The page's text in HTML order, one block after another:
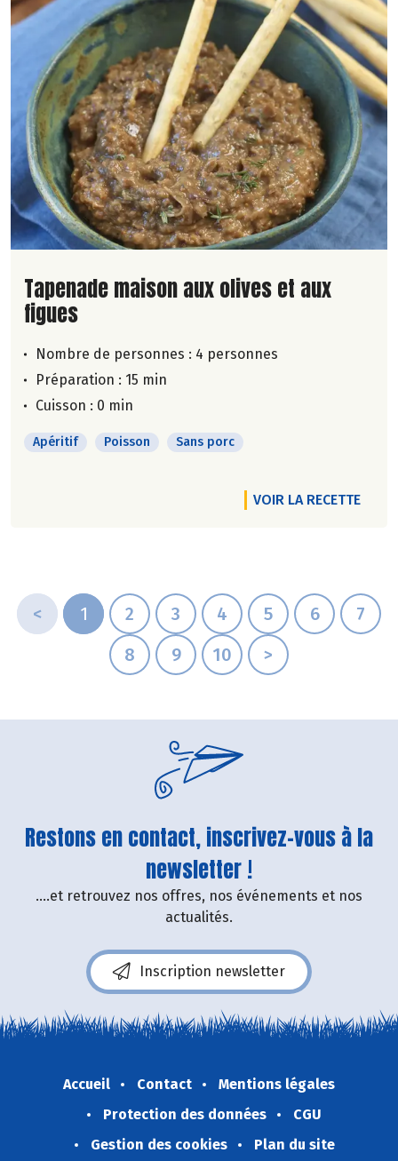
Lire la suite de la recette
Tapenade maison aux olives et aux
figues
Nombre de personnes : 4 personnes
Préparation : 15 min
Cuisson : 0 min
Apéritif Poisson Sans porc
VOIR LA RECETTE
< 1 2 3 4 5 6
7
8
9 10 >
Restons en contact, inscrivez-vous à la
newsletter !
....et retrouvez nos offres, nos événements et nos
actualités.
Inscription newsletter
Accueil Contact
Mentions légales
Protection des données
CGU
Gestion des cookies
Plan du site